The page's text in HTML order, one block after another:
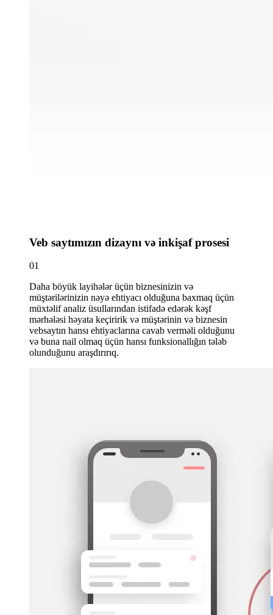
Veb saytımızın dizaynı və inkişaf prosesi
01
Daha böyük layihələr üçün biznesinizin və
müştərilərinizin nəyə ehtiyacı olduğuna baxmaq üçün
müxtəlif analiz üsullarından istifadə edərək kəşf
mərhələsi həyata keçiririk və müştərinin və biznesin
vebsaytın hansı ehtiyaclarına cavab verməli olduğunu
və buna nail olmaq üçün hansı funksionallığın tələb
olunduğunu araşdırırıq.